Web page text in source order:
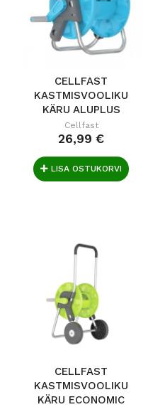
CELLFAST
KASTMISVOOLIKU
KÄRU ALUPLUS
Cellfast
26,99 €
LISA OSTUKORVI
CELLFAST
KASTMISVOOLIKU
KÄRU ECONOMIC